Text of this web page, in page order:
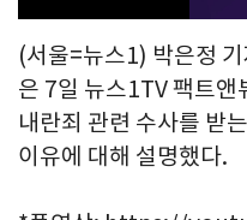
(서울=뉴스1) 박은정
은 7일 뉴스1TV 팩트앤
내란죄 관련 수사를 받
이유에 대해 설명했다.